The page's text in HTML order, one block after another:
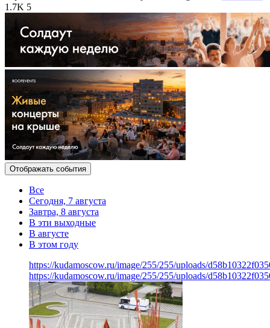
1.7K 5
Отображать события
Все
Сегодня, 7 августа
Завтра, 8 августа
В эти выходные
В августе
В этом году
https://kudamoscow.ru/image/255/255/uploads/
https://kudamoscow.ru/image/255/255/uploads/